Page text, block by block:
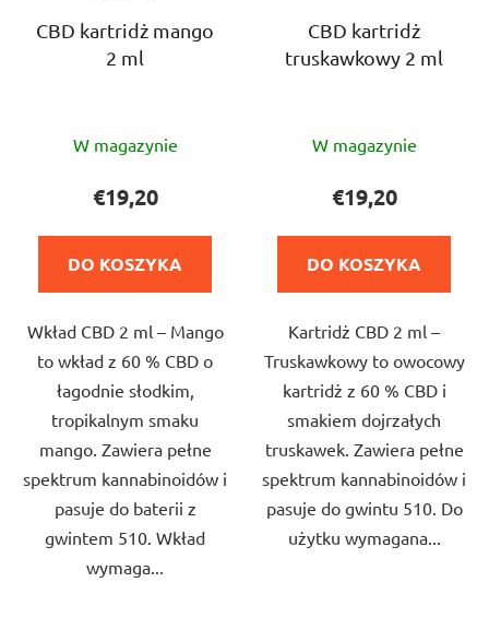
CBD kartridż mango
2 ml
ocena
produktu
wynosi
na
gwiazdek.
W magazynie
€19,20
DO KOSZYKA
Wkład CBD 2 ml – Mango
to wkład z 60 % CBD o
łagodnie słodkim,
tropikalnym smaku
mango. Zawiera pełne
spektrum kannabinoidów i
pasuje do baterii z
gwintem 510. Wkład
wymaga...
CBD kartridż
truskawkowy 2 ml
ocena
produktu
wynosi
na
gwiazdek.
W magazynie
€19,20
DO KOSZYKA
Kartridż CBD 2 ml –
Truskawkowy to owocowy
kartridż z 60 % CBD i
smakiem dojrzałych
truskawek. Zawiera pełne
spektrum kannabinoidów i
pasuje do gwintu 510. Do
użytku wymagana...